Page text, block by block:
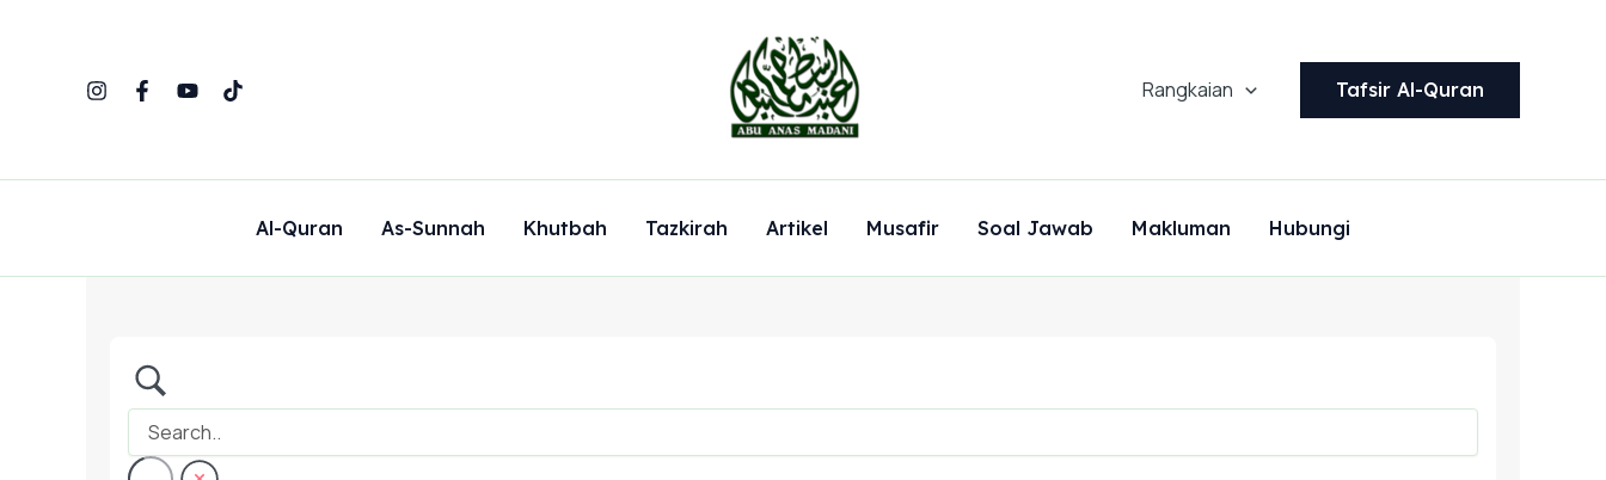
Rangkaian Tafsir Al-Quran
Al-Quran As-Sunnah Khutbah Tazkirah Artikel Musafir Soal Jawab Makluman Hubungi